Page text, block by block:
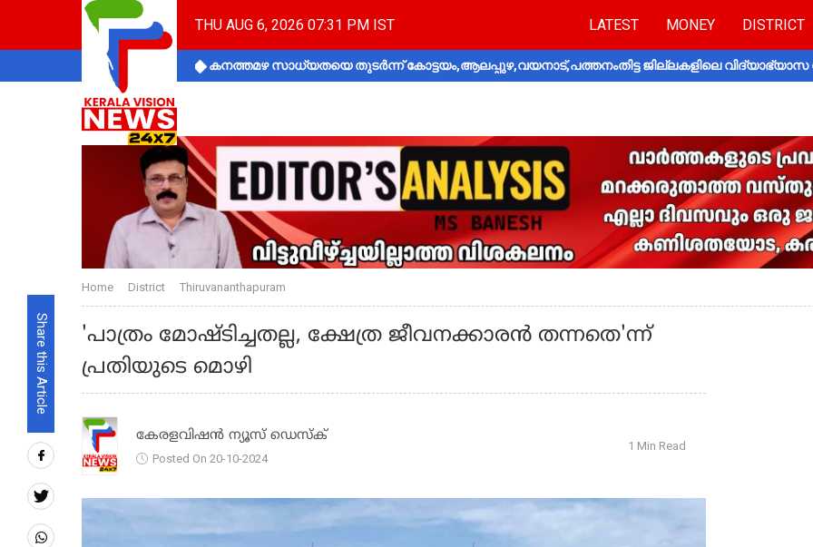
THU AUG 6, 2026 07:31 PM IST LATEST MONEY DISTRICT
കനത്തമഴ സാധ്യതയെ തുടർന്ന് കോട്ടയം,ആലപ്പുഴ,വയനാട്,പത്തനംതിട്ട ജില്ലകളിലെ വിദ്യാഭ്യാസ
Share this Article
Home District Thiruvananthapuram
'പാത്രം മോഷ്ടിച്ചതല്ല, ക്ഷേത്ര ജീവനക്കാരൻ തന്നതെ'ന്ന്‌
പ്രതിയുടെ മൊഴി
കേരളവിഷൻ ന്യൂസ് ഡെസ്‌ക്
Posted On 20-10-2024
1 Min Read